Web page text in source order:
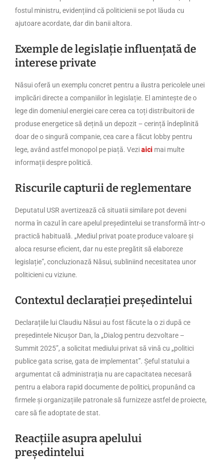
fostul ministru, evidențiind că politicienii se pot lăuda cu
ajutoare acordate, dar din banii altora.
Exemple de legislație influențată de
interese private
Năsui oferă un exemplu concret pentru a ilustra pericolele unei
implicări directe a companiilor în legislație. El amintește de o
lege din domeniul energiei care cerea ca toți distribuitorii de
produse energetice să dețină un depozit – cerință îndeplinită
doar de o singură companie, cea care a făcut lobby pentru
lege, având astfel monopol pe piață. Veziaici mai multe
informații despre politică.
Riscurile capturii de reglementare
Deputatul USR avertizează că situatii similare pot deveni
norma în cazul în care apelul președintelui se transformă într-o
practică habituală. „Mediul privat poate produce valoare și
aloca resurse eficient, dar nu este pregătit să elaboreze
legislație”, concluzionază Năsui, subliniind necesitatea unor
politicieni cu viziune.
Contextul declarației președintelui
Declarațiile lui Claudiu Năsui au fost făcute la o zi după ce
președintele Nicușor Dan, la „Dialog pentru dezvoltare –
Summit 2025”, a solicitat mediului privat să vină cu „politici
publice gata scrise, gata de implementat”. Șeful statului a
argumentat că administrația nu are capacitatea necesară
pentru a elabora rapid documente de politici, propunând ca
firmele și organizațiile patronale să furnizeze astfel de proiecte,
care să fie adoptate de stat.
Reacțiile asupra apelului
președintelui